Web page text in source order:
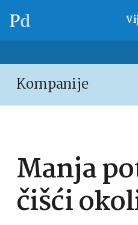
Kompanije
Manja
čišći